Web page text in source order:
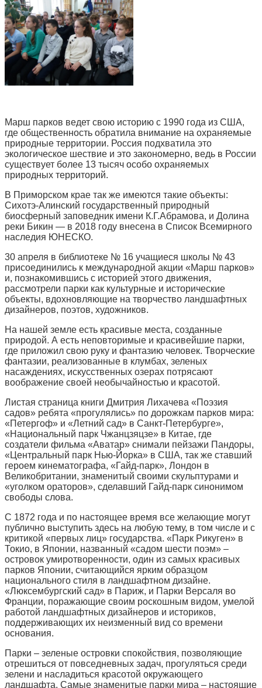
Марш парков ведет свою историю с 1990 года из США,
где общественность обратила внимание на охраняемые
природные территории. Россия подхватила это
экологическое шествие и это закономерно, ведь в России
существует более 13 тысяч особо охраняемых
природных территорий.
В Приморском крае так же имеются такие объекты:
Сихотэ-Алинский государственный природный
биосферный заповедник имени К.Г.Абрамова, и Долина
реки Бикин — в 2018 году внесена в Список Всемирного
наследия ЮНЕСКО.
30 апреля в библиотеке № 16 учащиеся школы № 43
присоединились к международной акции «Марш парков»
и, познакомившись с историей этого движения,
рассмотрели парки как культурные и исторические
объекты, вдохновляющие на творчество ландшафтных
дизайнеров, поэтов, художников.
На нашей земле есть красивые места, созданные
природой. А есть неповторимые и красивейшие парки,
где приложил свою руку и фантазию человек. Творческие
фантазии, реализованные в клумбах, зеленых
насаждениях, искусственных озерах потрясают
воображение своей необычайностью и красотой.
Листая страница книги Дмитрия Лихачева «Поэзия
садов» ребята «прогулялись» по дорожкам парков мира:
«Петергоф» и «Летний сад» в Санкт-Петербурге»,
«Национальный парк Чжанцзяцзe» в Китае, где
создатели фильма «Аватар» снимали пейзажи Пандоры,
«Центральный парк Нью-Йорка» в США, так же ставший
героем кинематографа, «Гайд-парк», Лондон в
Великобритании, знаменитый своими скульптурами и
«уголком ораторов», сделавший Гайд-парк синонимом
свободы слова.
С 1872 года и по настоящее время все желающие могут
публично выступить здесь на любую тему, в том числе и с
критикой «первых лиц» государства. «Парк Рикуген» в
Токио, в Японии, названный «садом шести поэм» –
островок умиротворенности, один из самых красивых
парков Японии, считающийся ярким образцом
национального стиля в ландшафтном дизайне.
«Люксембургский сад» в Париж, и Парки Версаля во
Франции, поражающие своим роскошным видом, умелой
работой ландшафтных дизайнеров и историков,
поддерживающих их неизменный вид со времени
основания.
Парки – зеленые островки спокойствия, позволяющие
отрешиться от повседневных задач, прогуляться среди
зелени и насладиться красотой окружающего
ландшафта. Самые знаменитые парки мира – настоящие